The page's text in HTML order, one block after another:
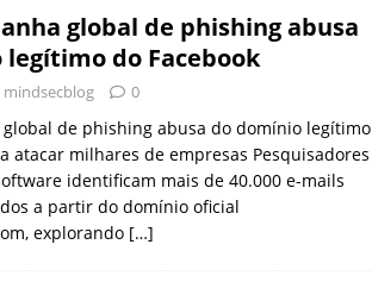
global de phishing abusa
do Facebook
mindsecblog 0
global de phishing abusa do domínio legítimo
atacar milhares de empresas Pesquisadores
identificam mais de 40.000 e-mails
a partir do domínio oficial
explorando […]